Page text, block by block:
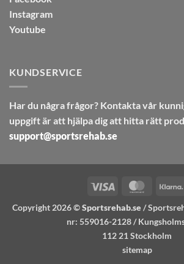
Instagram
Youtube
KUNDSERVICE
Har du några frågor? Kontakta vår
uppgift är att hjälpa dig att hitta rätt
support@sportsrehab.se
Visa
Copyright 2026 ©Sportsrehab.se /
nr: 559016-2128 /
112 21 Stockholm
sitemap